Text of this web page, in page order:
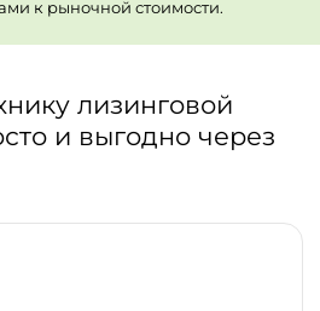
к рыночной стоимости.
лизинговой
и выгодно через